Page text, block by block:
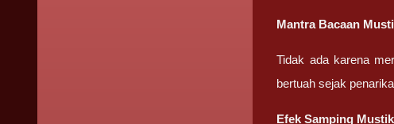
Mantra Bacaan
Tidak ada karena
bertuah sejak
Efek Samping